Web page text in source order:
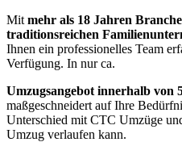
Mit mehr als 18 Jahren
traditionsreichen
Ihnen ein professionelles Team
Verfügung. In nur ca.
Umzugsangebot innerhalb von
maßgeschneidert auf Ihre
Unterschied mit CTC Umzüge
Umzug verlaufen kann.